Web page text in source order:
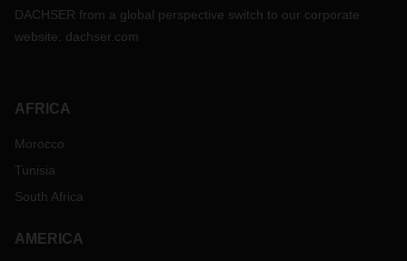
DACHSER from a global perspective switch to our corporate
website: dachser.com
AFRICA
Morocco
Tunisia
South Africa
AMERICA